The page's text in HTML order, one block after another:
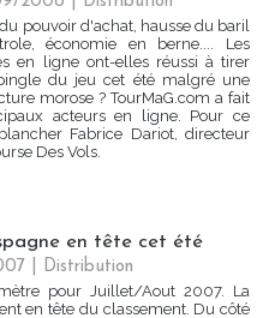
pouvoir d'achat, hausse du baril
économie en berne.... Les
en ligne ont-elles réussi à tirer
du jeu cet été malgré une
morose ? TourMaG.com a fait
acteurs en ligne. Pour ce
Fabrice Dariot, directeur
Des Vols.
en tête cet été
Distribution
pour Juillet/Aout 2007. La
en tête du classement. Du côté